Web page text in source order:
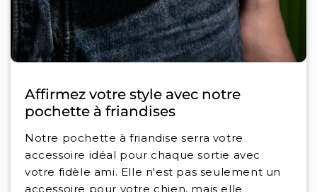
Affirmez votre style avec notre
pochette à friandises
Notre pochette à friandise serra votre
accessoire idéal pour chaque sortie avec
votre fidèle ami. Elle n'est pas seulement un
accessoire pour votre chien, mais elle